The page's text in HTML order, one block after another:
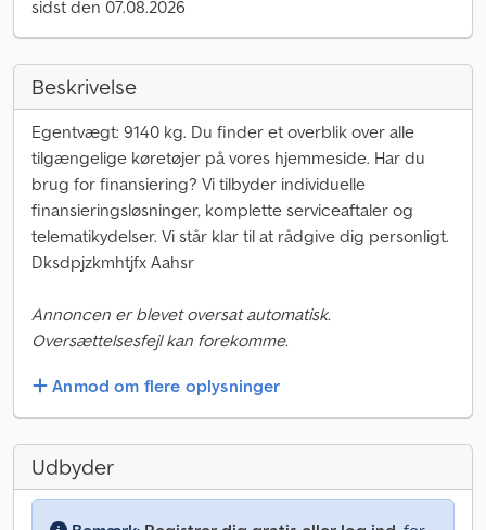
sidst den 07.08.2026
Beskrivelse
Egentvægt: 9140 kg. Du finder et overblik over alle
tilgængelige køretøjer på vores hjemmeside. Har du
brug for finansiering? Vi tilbyder individuelle
finansieringsløsninger, komplette serviceaftaler og
telematikydelser. Vi står klar til at rådgive dig personligt.
Dksdpjzkmhtjfx Aahsr
Annoncen er blevet oversat automatisk.
Oversættelsesfejl kan forekomme.
Anmod om flere oplysninger
Udbyder